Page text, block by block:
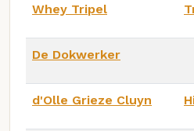
Whey Tripel
De Dokwerker
d'Olle Grieze Cluyn